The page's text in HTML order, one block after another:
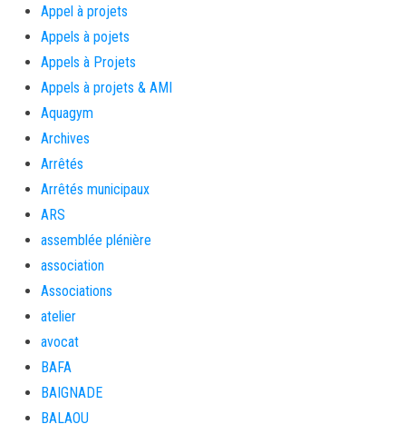
Appel à projets
Appels à pojets
Appels à Projets
Appels à projets & AMI
Aquagym
Archives
Arrêtés
Arrêtés municipaux
ARS
assemblée plénière
association
Associations
atelier
avocat
BAFA
BAIGNADE
BALAOU